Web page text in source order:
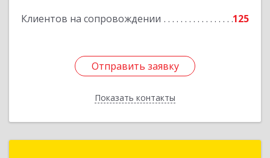
Клиентов на сопровождении 125
Отправить заявку
Показать контакты
Отправить заявку
Назад